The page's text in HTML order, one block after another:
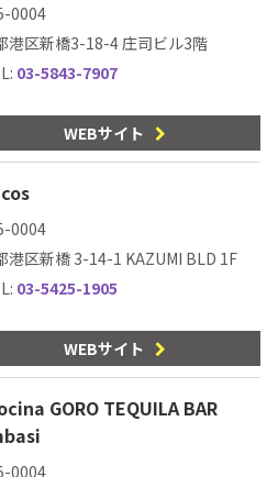
0004
港区新橋3-18-4 庄司ビル3階
03-5843-7907
WEBサイト
0004
港区新橋 3-14-1 KAZUMI BLD 1F
03-5425-1905
WEBサイト
GORO TEQUILA BAR
0004